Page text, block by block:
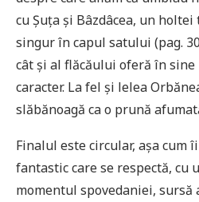
cu Șuța și Bâzdâcea, un
singur în capul satului (pag.
cât și al flăcăului oferă în sine
caracter. La fel și lelea
slăbănoagă ca o prună
Finalul este circular, așa cum
fantastic care se respectă, cu
momentul spovedaniei, sursă